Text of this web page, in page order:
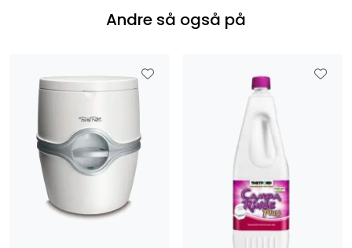
Andre så også på